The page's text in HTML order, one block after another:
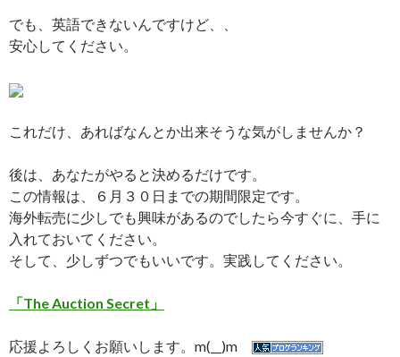
でも、英語できないんですけど、、
安心してください。
これだけ、あればなんとか出来そうな気がしませんか？
後は、あなたがやると決めるだけです。
この情報は、６月３０日までの期間限定です。
海外転売に少しでも興味があるのでしたら今すぐに、手に
入れておいてください。
そして、少しずつでもいいです。実践してください。
「The Auction Secret」
応援よろしくお願いします。m(__)m